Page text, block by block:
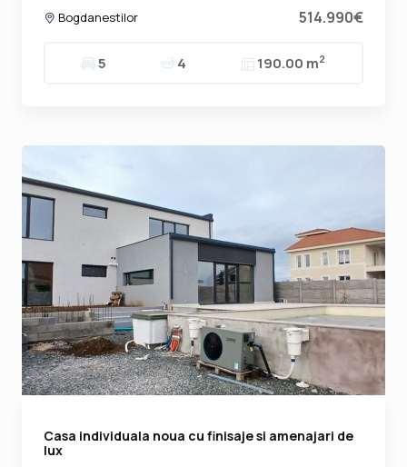
Bogdanestilor 514.990€
5 4 190.00 m2
Casa individuala noua cu finisaje si amenajari de
lux